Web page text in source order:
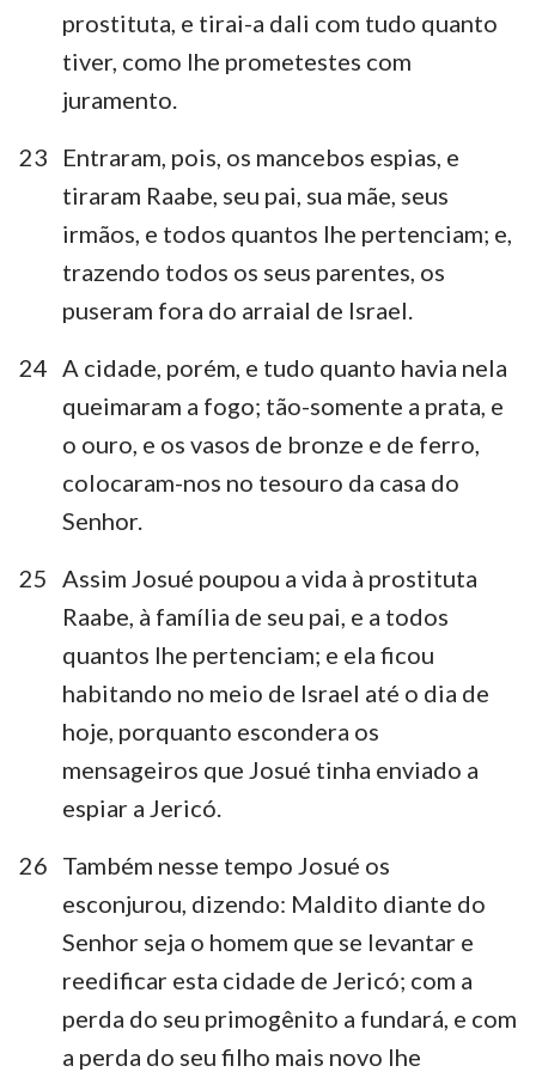
prostituta, e tirai-a dali com tudo quanto
tiver, como lhe prometestes com
juramento.
23
Entraram, pois, os mancebos espias, e
tiraram Raabe, seu pai, sua mãe, seus
irmãos, e todos quantos lhe pertenciam; e,
trazendo todos os seus parentes, os
puseram fora do arraial de Israel.
24 A cidade, porém, e tudo quanto havia nela
queimaram a fogo; tão-somente a prata, e
o ouro, e os vasos de bronze e de ferro,
colocaram-nos no tesouro da casa do
Senhor.
25
Assim Josué poupou a vida à prostituta
Raabe, à família de seu pai, e a todos
quantos lhe pertenciam; e ela ficou
habitando no meio de Israel até o dia de
hoje, porquanto escondera os
mensageiros que Josué tinha enviado a
espiar a Jericó.
26 Também nesse tempo Josué os
esconjurou, dizendo: Maldito diante do
Senhor seja o homem que se levantar e
reedificar esta cidade de Jericó; com a
perda do seu primogênito a fundará, e com
a perda do seu filho mais novo lhe